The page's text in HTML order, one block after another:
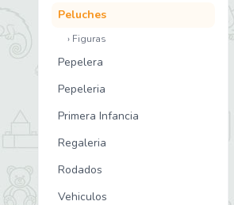
Peluches
› Figuras
Pepelera
Pepeleria
Primera Infancia
Regaleria
Rodados
Vehiculos